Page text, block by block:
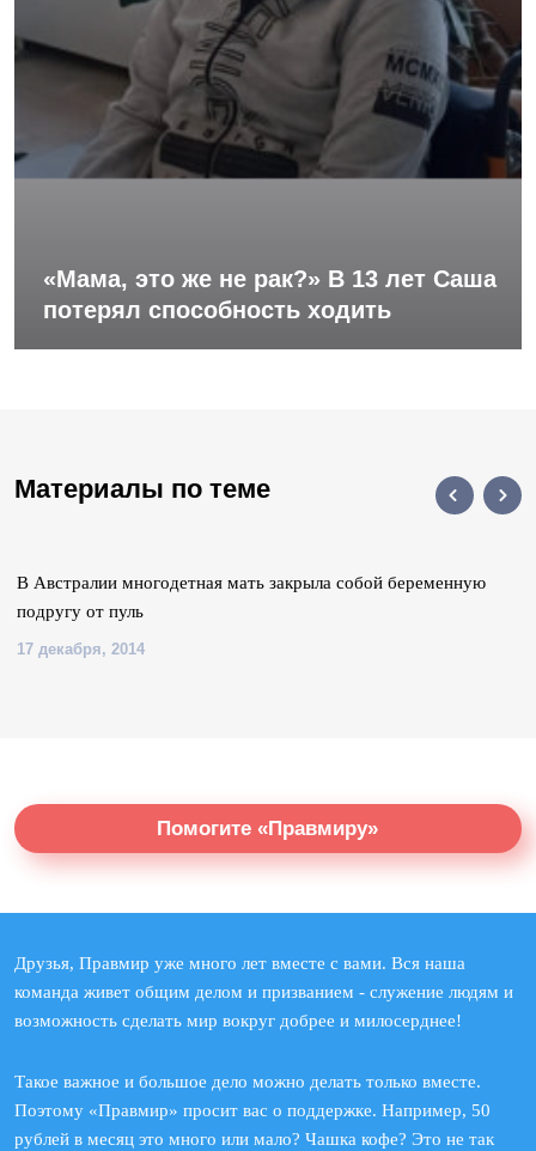
«Мама, это же не рак?» В 13 лет Саша
потерял способность ходить
Материалы по теме
В Австралии многодетная мать закрыла собой беременную
подругу от пуль
17 декабря, 2014
Помогите «Правмиру»
Друзья, Правмир уже много лет вместе с вами. Вся наша
команда живет общим делом и призванием - служение людям и
возможность сделать мир вокруг добрее и милосерднее!
Такое важное и большое дело можно делать только вместе.
Поэтому «Правмир» просит вас о поддержке. Например, 50
рублей в месяц это много или мало? Чашка кофе? Это не так